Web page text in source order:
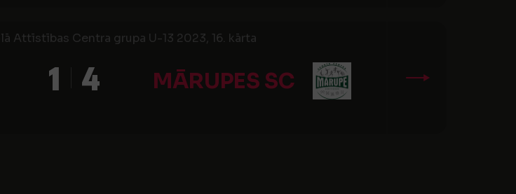
Attīstības Centra grupa U-13 2023, 16. kārta
1 MĀRUPES SC
4